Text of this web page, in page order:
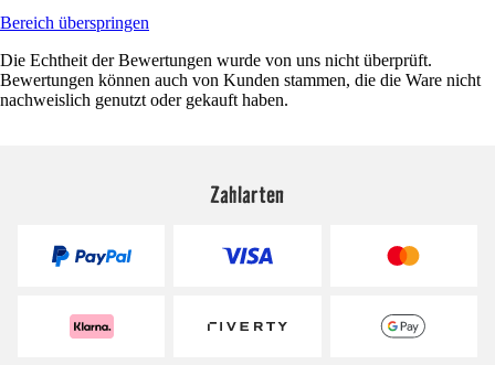
Bereich überspringen
Die Echtheit der Bewertungen wurde von uns nicht überprüft.
Bewertungen können auch von Kunden stammen, die die Ware nicht
nachweislich genutzt oder gekauft haben.
Zahlarten